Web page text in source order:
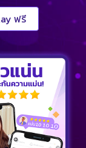
ฟรี